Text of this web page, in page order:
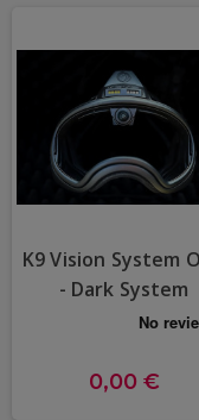
K9 Vision System
- Dark System
0,00 €